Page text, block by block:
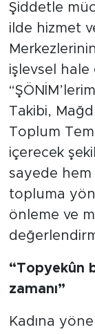
Şiddetle
ilde hizmet
işlevsel
Takibi,
Toplum
içerecek
sayede
topluma
önleme ve
“Topyekûn
zamanı”
Kadına